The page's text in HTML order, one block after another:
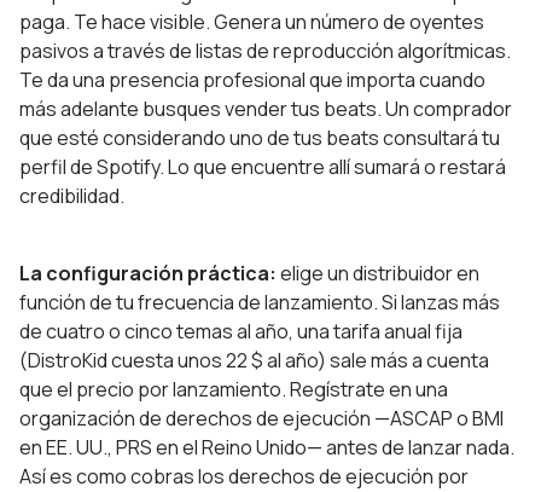
paga. Te hace visible. Genera un número de oyentes
pasivos a través de listas de reproducción algorítmicas.
Te da una presencia profesional que importa cuando
más adelante busques vender tus beats. Un comprador
que esté considerando uno de tus beats consultará tu
perfil de Spotify. Lo que encuentre allí sumará o restará
credibilidad.
La configuración práctica: elige un distribuidor en
función de tu frecuencia de lanzamiento. Si lanzas más
de cuatro o cinco temas al año, una tarifa anual fija
(DistroKid cuesta unos 22 $ al año) sale más a cuenta
que el precio por lanzamiento. Regístrate en una
organización de derechos de ejecución —ASCAP o BMI
en EE. UU., PRS en el Reino Unido— antes de lanzar nada.
Así es como cobras los derechos de ejecución por